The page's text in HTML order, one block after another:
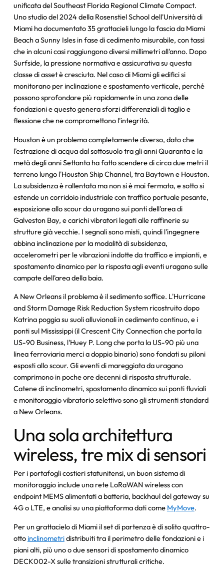
unificata del Southeast Florida Regional Climate Compact.
Uno studio del 2024 della Rosenstiel School dell'Università di
Miami ha documentato 35 grattacieli lungo la fascia da Miami
Beach a Sunny Isles in fase di cedimento misurabile, con tassi
che in alcuni casi raggiungono diversi millimetri all'anno. Dopo
Surfside, la pressione normativa e assicurativa su questa
classe di asset è cresciuta. Nel caso di Miami gli edifici si
monitorano per inclinazione e spostamento verticale, perché
possono sprofondare più rapidamente in una zona delle
fondazioni e questo genera sforzi differenziali di taglio e
flessione che ne compromettono l'integrità.
Houston è un problema completamente diverso, dato che
l'estrazione di acqua dal sottosuolo tra gli anni Quaranta e la
metà degli anni Settanta ha fatto scendere di circa due metri il
terreno lungo l'Houston Ship Channel, tra Baytown e Houston.
La subsidenza è rallentata ma non si è mai fermata, e sotto si
estende un corridoio industriale con traffico portuale pesante,
esposizione allo scour da uragano sui ponti dell'area di
Galveston Bay, e carichi vibratori legati alle raffinerie su
strutture già vecchie. I segnali sono misti, quindi l'ingegnere
abbina inclinazione per la modalità di subsidenza,
accelerometri per le vibrazioni indotte da traffico e impianti, e
spostamento dinamico per la risposta agli eventi uragano sulle
campate dell'area della baia.
A New Orleans il problema è il sedimento soffice. L'Hurricane
and Storm Damage Risk Reduction System ricostruito dopo
Katrina poggia su suoli alluvionali in cedimento continuo, e i
ponti sul Mississippi (il Crescent City Connection che porta la
US-90 Business, l'Huey P. Long che porta la US-90 più una
linea ferroviaria merci a doppio binario) sono fondati su piloni
esposti allo scour. Gli eventi di mareggiata da uragano
comprimono in poche ore decenni di risposta strutturale.
Catene di inclinometri, spostamento dinamico sui ponti fluviali
e monitoraggio vibratorio selettivo sono gli strumenti standard
a New Orleans.
Una sola architettura
wireless, tre mix di sensori
Per i portafogli costieri statunitensi, un buon sistema di
monitoraggio include una rete LoRaWAN wireless con
endpoint MEMS alimentati a batteria, backhaul del gateway su
4G o LTE, e analisi su una piattaforma dati come MyMove.
Per un grattacielo di Miami il set di partenza è di solito quattro-
otto inclinometridistribuiti tra il perimetro delle fondazioni e i
piani alti, più uno o due sensori di spostamento dinamico
DECK002-X sulle transizioni strutturali critiche.